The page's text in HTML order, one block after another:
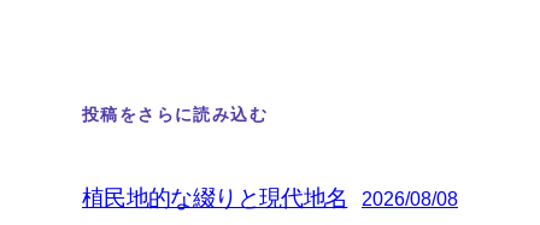
投稿をさらに読み込む
植民地的な綴りと現代地名 2026/08/08